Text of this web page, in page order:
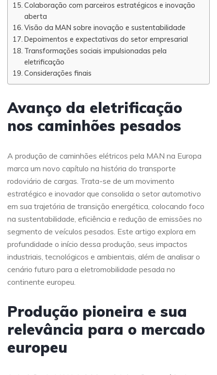
Colaboração com parceiros estratégicos e inovação
aberta
Visão da MAN sobre inovação e sustentabilidade
Depoimentos e expectativas do setor empresarial
Transformações sociais impulsionadas pela
eletrificação
Considerações finais
Avanço da eletrificação
nos caminhões pesados
A produção de caminhões elétricos pela MAN na Europa
marca um novo capítulo na história do transporte
rodoviário de cargas. Trata-se de um movimento
estratégico e inovador que consolida o setor automotivo
em sua trajetória de transição energética, colocando foco
na sustentabilidade, eficiência e redução de emissões no
segmento de veículos pesados. Este artigo explora em
profundidade o início dessa produção, seus impactos
industriais, tecnológicos e ambientais, além de analisar o
cenário futuro para a eletromobilidade pesada no
continente europeu.
Produção pioneira e sua
relevância para o mercado
europeu